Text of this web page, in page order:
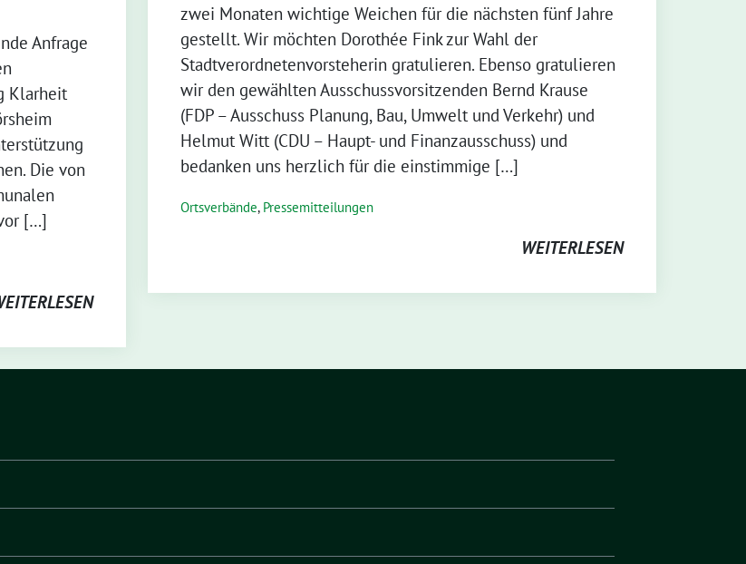
Anfrage
Klarheit
Die von
[…]
zwei Monaten wichtige Weichen für die nächsten fünf Jahre
gestellt. Wir möchten Dorothée Fink zur Wahl der
Stadtverordnetenvorsteherin gratulieren. Ebenso gratulieren
wir den gewählten Ausschussvorsitzenden Bernd Krause
(FDP – Ausschuss Planung, Bau, Umwelt und Verkehr) und
Helmut Witt (CDU – Haupt- und Finanzausschuss) und
bedanken uns herzlich für die einstimmige […]
Ortsverbände, Pressemitteilungen
WEITERLESEN